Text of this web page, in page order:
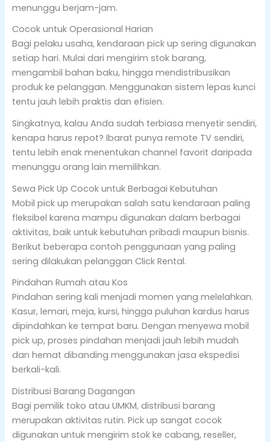
menunggu berjam-jam.
Cocok untuk Operasional Harian
Bagi pelaku usaha, kendaraan pick up sering digunakan
setiap hari. Mulai dari mengirim stok barang,
mengambil bahan baku, hingga mendistribusikan
produk ke pelanggan. Menggunakan sistem lepas kunci
tentu jauh lebih praktis dan efisien.
Singkatnya, kalau Anda sudah terbiasa menyetir sendiri,
kenapa harus repot? Ibarat punya remote TV sendiri,
tentu lebih enak menentukan channel favorit daripada
menunggu orang lain memilihkan.
Sewa Pick Up Cocok untuk Berbagai Kebutuhan
Mobil pick up merupakan salah satu kendaraan paling
fleksibel karena mampu digunakan dalam berbagai
aktivitas, baik untuk kebutuhan pribadi maupun bisnis.
Berikut beberapa contoh penggunaan yang paling
sering dilakukan pelanggan Click Rental.
Pindahan Rumah atau Kos
Pindahan sering kali menjadi momen yang melelahkan.
Kasur, lemari, meja, kursi, hingga puluhan kardus harus
dipindahkan ke tempat baru. Dengan menyewa mobil
pick up, proses pindahan menjadi jauh lebih mudah
dan hemat dibanding menggunakan jasa ekspedisi
berkali-kali.
Distribusi Barang Dagangan
Bagi pemilik toko atau UMKM, distribusi barang
merupakan aktivitas rutin. Pick up sangat cocok
digunakan untuk mengirim stok ke cabang, reseller,